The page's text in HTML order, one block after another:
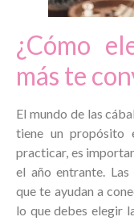
¿Cómo
más te
El mundo de las
tiene un propósito
practicar, es
el año entrante.
que te ayudan a
lo que debes elegir